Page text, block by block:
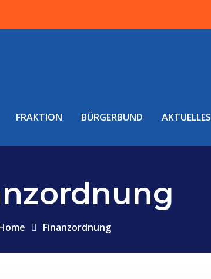
FRAKTION BÜRGERBUND AKTUELLES
Finanzordnung